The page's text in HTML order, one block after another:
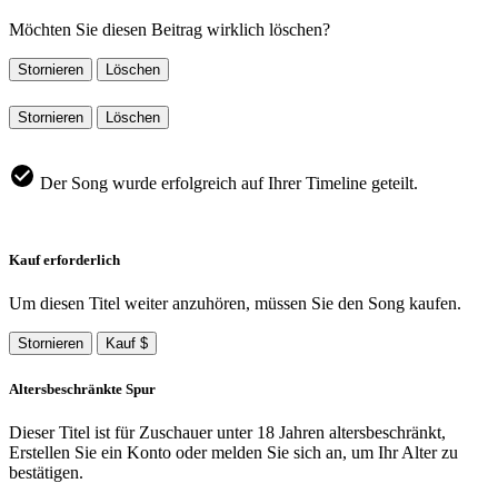
Möchten Sie diesen Beitrag wirklich löschen?
Stornieren Löschen
Stornieren Löschen
Der Song wurde erfolgreich auf Ihrer Timeline geteilt.
Kauf erforderlich
Um diesen Titel weiter anzuhören, müssen Sie den Song kaufen.
Stornieren Kauf $
Altersbeschränkte Spur
Dieser Titel ist für Zuschauer unter 18 Jahren altersbeschränkt,
Erstellen Sie ein Konto oder melden Sie sich an, um Ihr Alter zu
bestätigen.